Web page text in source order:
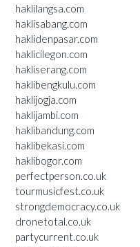
haklilangsa.com
haklisabang.com
haklidenpasar.com
haklicilegon.com
hakliserang.com
haklibengkulu.com
haklijogja.com
haklijambi.com
haklibandung.com
haklibekasi.com
haklibogor.com
perfectperson.co.uk
tourmusicfest.co.uk
strongdemocracy.co.uk
dronetotal.co.uk
partycurrent.co.uk